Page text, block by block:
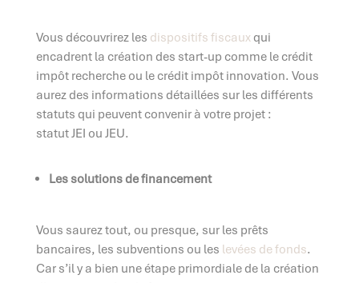
Vous découvrirez les dispositifs fiscauxqui
encadrent la création des start-up comme le crédit
impôt recherche ou le crédit impôt innovation. Vous
aurez des informations détaillées sur les différents
statuts qui peuvent convenir à votre projet :
statut JEI ou JEU.
Les solutions de financement
Vous saurez tout, ou presque, sur les prêts
bancaires, les subventions ou les levées de fonds.
Car s’il y a bien une étape primordiale de la création